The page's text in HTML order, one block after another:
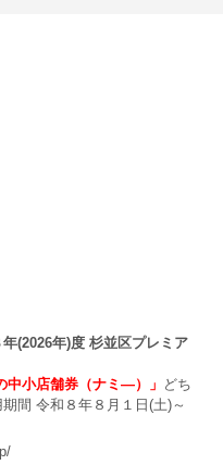
年(2026年)度 杉並区プレミア
中小店舗券（ナミ―）」 どち
間 令和８年８月１日(土)～